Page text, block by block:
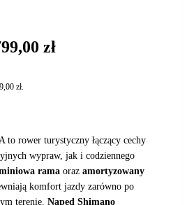
złZakres
3799,00 zł
zł.
to rower turystyczny łączący cechy
wypraw, jak i codziennego
rama oraz amortyzowany
komfort jazdy zarówno po
terenie. Napęd Shimano